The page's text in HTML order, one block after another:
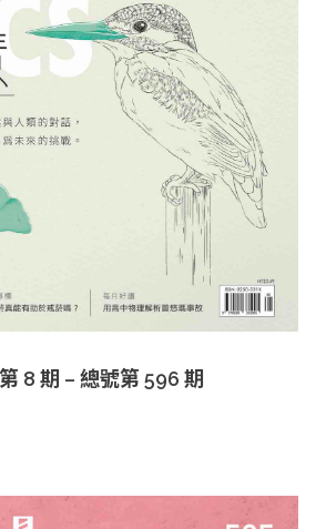
8 期 – 總號第 596 期